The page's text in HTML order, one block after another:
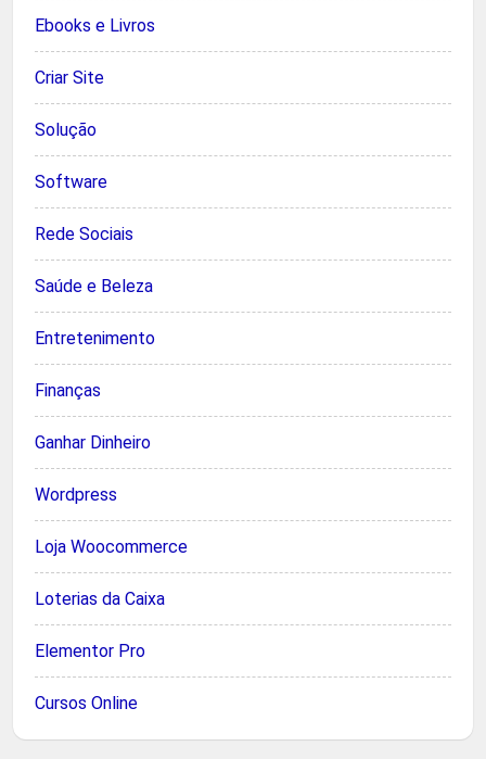
Ebooks e Livros
Criar Site
Solução
Software
Rede Sociais
Saúde e Beleza
Entretenimento
Finanças
Ganhar Dinheiro
Wordpress
Loja Woocommerce
Loterias da Caixa
Elementor Pro
Cursos Online